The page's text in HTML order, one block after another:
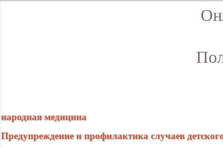
народная медицина
Предупреждение и профилактика случаев